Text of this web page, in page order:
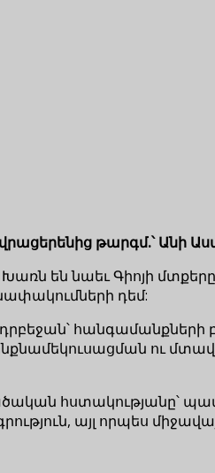
թարգմ.՝ Անի
են նաեւ Գիոյի
դեմ:
հանգամանքների
ու
հստակությանը՝
այլ որպես